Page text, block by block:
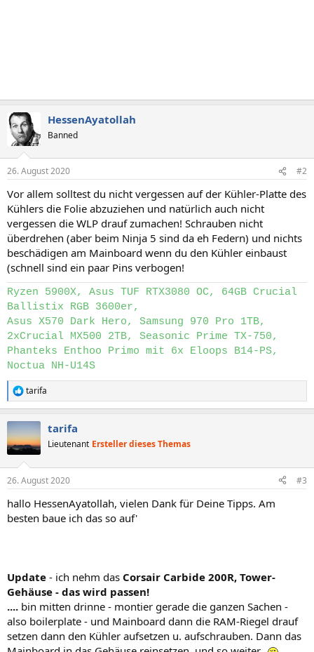
HessenAyatollah
Banned
26. August 2020 #2
Vor allem solltest du nicht vergessen auf der Kühler-Platte des
Kühlers die Folie abzuziehen und natürlich auch nicht
vergessen die WLP drauf zumachen! Schrauben nicht
überdrehen (aber beim Ninja 5 sind da eh Federn) und nichts
beschädigen am Mainboard wenn du den Kühler einbaust
(schnell sind ein paar Pins verbogen!
Ryzen 5900X, Asus TUF RTX3080 OC, 64GB Crucial
Ballistix RGB 3600er,
Asus X570 Dark Hero, Samsung 970 Pro 1TB,
2xCrucial MX500 2TB, Seasonic Prime TX-750,
Phanteks Enthoo Primo mit 6x Eloops B14-PS,
Noctua NH-U14S
R
e
k
t
i
e
:
tarifa
tarifa
Lieutenant Ersteller dieses Themas
26. August 2020 #3
hallo HessenAyatollah, vielen Dank für Deine Tipps. Am
besten baue ich das so auf'
Update - ich nehm das Corsair Carbide 200R, Tower-
Gehäuse - das wird passen!
.... bin mitten drinne - montier gerade die ganzen Sachen -
also boilerplate - und Mainboard dann die RAM-Riegel drauf
setzen dann den Kühler aufsetzen u. aufschrauben. Dann das